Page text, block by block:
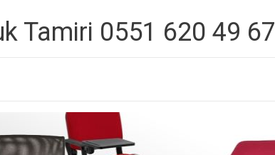
Tamiri 0551 620 49 67